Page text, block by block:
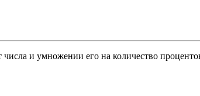
и умножении его на количество